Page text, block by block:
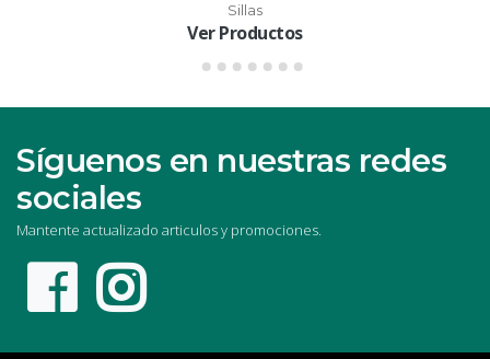
Sillas
Ver Productos
Síguenos en nuestras redes
sociales
Mantente actualizado articulos y promociones.